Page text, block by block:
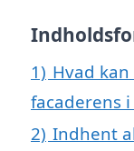
1) Hvad
facaderens
2) Indhent